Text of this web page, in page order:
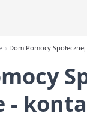
Dom Pomocy
-